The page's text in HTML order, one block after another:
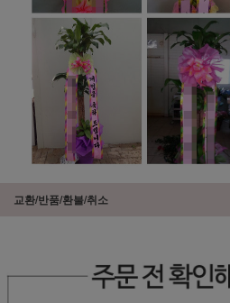
교환/반품/환불/취소